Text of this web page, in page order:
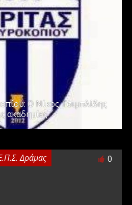
Ο Νίκος Τσιμπλίδης
ακαδημίες
Δράμας 0